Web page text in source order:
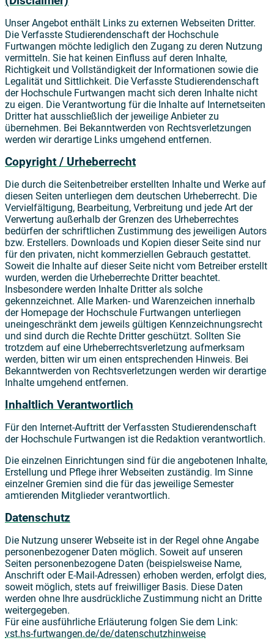
Unser Angebot enthält Links zu externen Webseiten Dritter.
Die Verfasste Studierendenschaft der Hochschule
Furtwangen möchte lediglich den Zugang zu deren Nutzung
vermitteln. Sie hat keinen Einfluss auf deren Inhalte,
Richtigkeit und Vollständigkeit der Informationen sowie die
Legalität und Sittlichkeit. Die Verfasste Studierendenschaft
der Hochschule Furtwangen macht sich deren Inhalte nicht
zu eigen. Die Verantwortung für die Inhalte auf Internetseiten
Dritter hat ausschließlich der jeweilige Anbieter zu
übernehmen. Bei Bekanntwerden von Rechtsverletzungen
werden wir derartige Links umgehend entfernen.
Copyright / Urheberrecht
Die durch die Seitenbetreiber erstellten Inhalte und Werke auf
diesen Seiten unterliegen dem deutschen Urheberrecht. Die
Vervielfältigung, Bearbeitung, Verbreitung und jede Art der
Verwertung außerhalb der Grenzen des Urheberrechtes
bedürfen der schriftlichen Zustimmung des jeweiligen Autors
bzw. Erstellers. Downloads und Kopien dieser Seite sind nur
für den privaten, nicht kommerziellen Gebrauch gestattet.
Soweit die Inhalte auf dieser Seite nicht vom Betreiber erstellt
wurden, werden die Urheberrechte Dritter beachtet.
Insbesondere werden Inhalte Dritter als solche
gekennzeichnet. Alle Marken- und Warenzeichen innerhalb
der Homepage der Hochschule Furtwangen unterliegen
uneingeschränkt dem jeweils gültigen Kennzeichnungsrecht
und sind durch die Rechte Dritter geschützt. Sollten Sie
trotzdem auf eine Urheberrechtsverletzung aufmerksam
werden, bitten wir um einen entsprechenden Hinweis. Bei
Bekanntwerden von Rechtsverletzungen werden wir derartige
Inhalte umgehend entfernen.
Inhaltlich Verantwortlich
Für den Internet-Auftritt der Verfassten Studierendenschaft
der Hochschule Furtwangen ist die Redaktion verantwortlich.
Die einzelnen Einrichtungen sind für die angebotenen Inhalte,
Erstellung und Pflege ihrer Webseiten zuständig. Im Sinne
einzelner Gremien sind die für das jeweilige Semester
amtierenden Mitglieder verantwortlich.
Datenschutz
Die Nutzung unserer Webseite ist in der Regel ohne Angabe
personenbezogener Daten möglich. Soweit auf unseren
Seiten personenbezogene Daten (beispielsweise Name,
Anschrift oder E-Mail-Adressen) erhoben werden, erfolgt dies,
soweit möglich, stets auf freiwilliger Basis. Diese Daten
werden ohne Ihre ausdrückliche Zustimmung nicht an Dritte
weitergegeben.
Für eine ausführliche Erläuterung folgen Sie dem Link:
vst.hs-furtwangen.de/de/datenschutzhinweise